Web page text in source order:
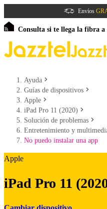
Envíos
Consulta si te llega la fibra a
Ayuda
Guías de dispositivos
Apple
iPad Pro 11 (2020)
Solución de problemas
Entretenimiento y
No puedo instalar una app
Apple
iPad Pro 11